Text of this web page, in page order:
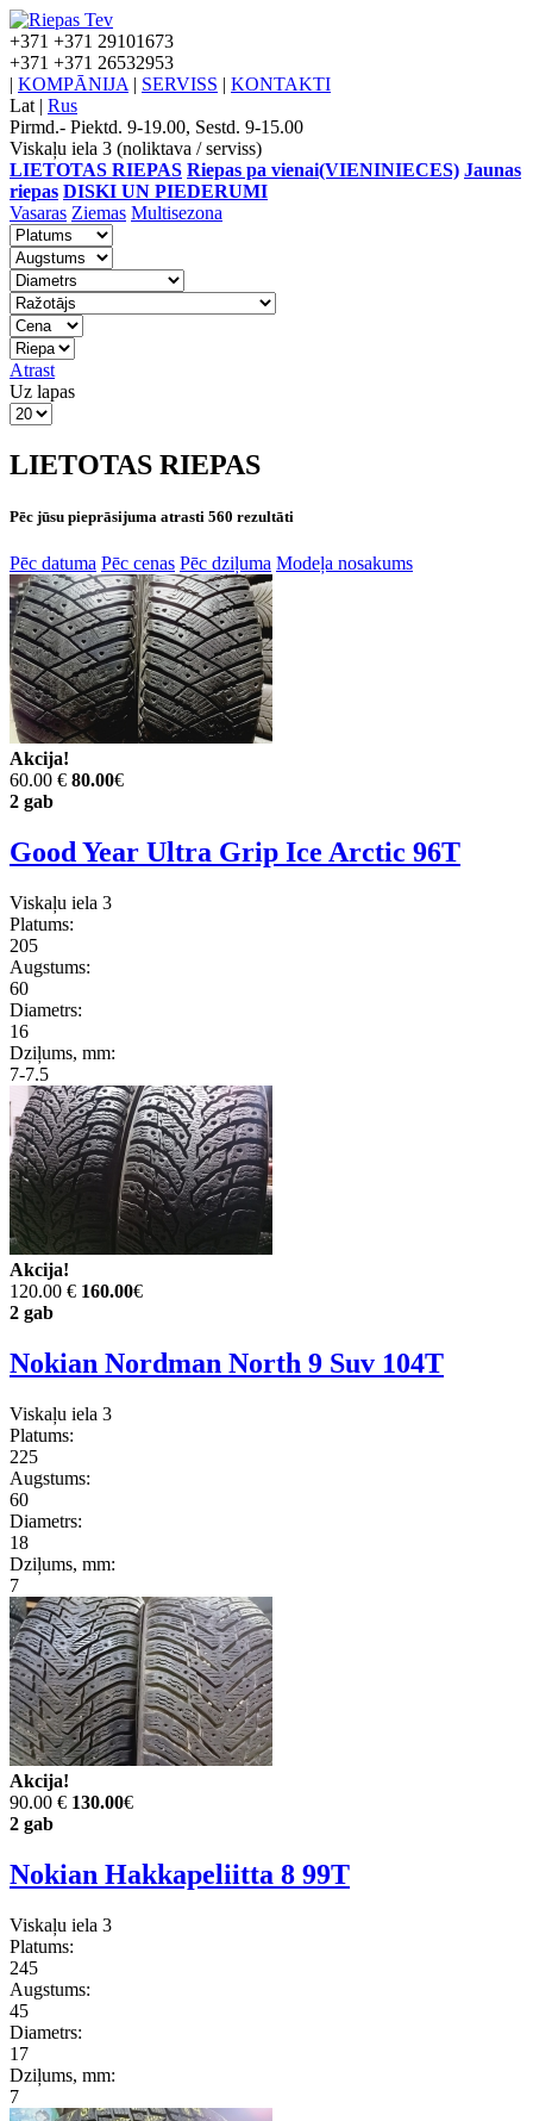
+371 +371 29101673
+371 +371 26532953
| KOMPĀNIJA | SERVISS | KONTAKTI
Lat | Rus
Pirmd.- Piektd. 9-19.00, Sestd. 9-15.00
Viskaļu iela 3 (noliktava / serviss)
LIETOTAS RIEPAS Riepas pa vienai(VIENINIECES) Jaunas
riepas DISKI UN PIEDERUMI
Vasaras Ziemas Multisezona
Atrast
Uz lapas
LIETOTAS RIEPAS
Pēc jūsu pieprāsijuma atrasti 560 rezultāti
Pēc datuma Pēc cenas Pēc dziļuma Modeļa nosakums
Akcija!
60.00 € 80.00€
2 gab
Good Year Ultra Grip Ice Arctic 96T
Viskaļu iela 3
Platums:
205
Augstums:
60
Diametrs:
16
Dziļums, mm:
7-7.5
Akcija!
120.00 € 160.00€
2 gab
Nokian Nordman North 9 Suv 104T
Viskaļu iela 3
Platums:
225
Augstums:
60
Diametrs:
18
Dziļums, mm:
7
Akcija!
90.00 € 130.00€
2 gab
Nokian Hakkapeliitta 8 99T
Viskaļu iela 3
Platums:
245
Augstums:
45
Diametrs:
17
Dziļums, mm:
7